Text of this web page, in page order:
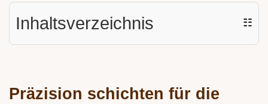
Inhaltsverzeichnis ☷
Präzision schichten für die